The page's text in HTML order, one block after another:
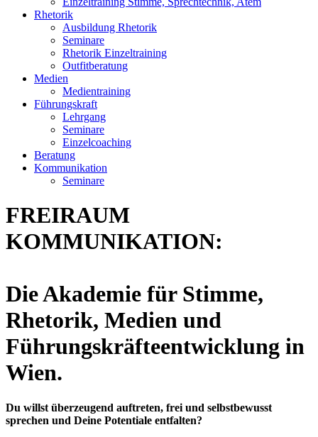
Rhetorik
Ausbildung Rhetorik
Seminare
Rhetorik Einzeltraining
Outfitberatung
Medien
Medientraining
Führungskraft
Lehrgang
Seminare
Einzelcoaching
Beratung
Kommunikation
Seminare
FREIRAUM
KOMMUNIKATION:
Die Akademie für Stimme,
Rhetorik, Medien und
Führungskräfte­entwicklung in
Wien.
Du willst überzeugend auftreten, frei und selbstbewusst
sprechen und Deine Potentiale entfalten?